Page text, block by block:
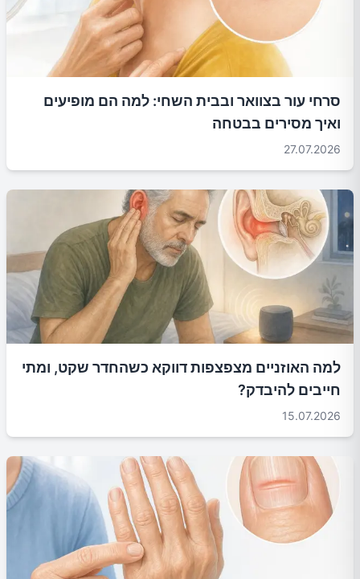
סרחי עור בצוואר ובבית השחי: למה הם מופיעים
ואיך מסירים בבטחה
27.07.2026
למה האוזניים מצפצפות דווקא כשהחדר שקט, ומתי
חייבים להיבדק?
15.07.2026